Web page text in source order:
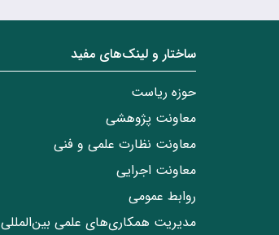
ساختار‌‌ و‌‌ لینک‌های مفید
حوزه ریاست
معاونت پژوهشی
معاونت نظارت علمی و فنی
معاونت اجرایی
روابط عمومی
مدیریت همکاری‌های علمی بین‌المللی